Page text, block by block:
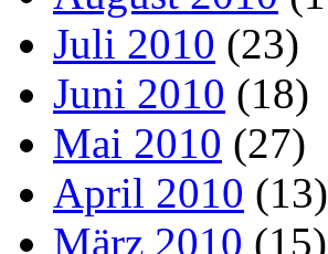
Juli 2010 (23)
Juni 2010 (18)
Mai 2010 (27)
April 2010 (13)
März 2010 (15)